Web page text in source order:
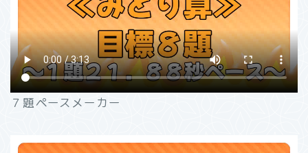
７題ペースメーカー